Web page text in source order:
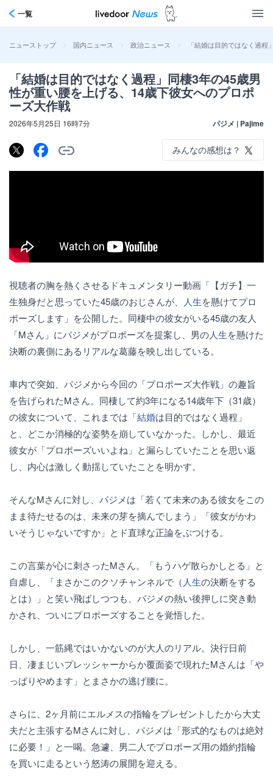
一覧
ニューストップ > 国内ニュース > 政治ニュース > 「結婚は目的ではなく過
「結婚は目的ではなく過程」同棲3年の45歳男
性が重い腰を上げる、14歳下彼女へのプロポ
ーズ大作戦
2026年5月25日 16時7分 パジメ | Pajime
みんなの感想は？
視聴者の胸を熱くさせるドキュメンタリー動画「【ガチ】一
生独身だと思っていた45歳のおじさんが、
人生を懸けてプロ
ポーズします」を公開した。同棲中の彼女がいる45歳の友人
「Mさん」にパジメがプロポーズを提案し、男の人生を懸けた
決断の裏側にあるリアルな葛藤を映し出している。
車内で突如、パジメから今回の「プロポーズ大作戦」の趣旨
を告げられたMさん。同棲して約3年になる14歳年下（31歳）
の彼女について、これまでは「結婚は目的ではなく過程」
と、どこか消極的な姿勢を崩していなかった。しかし、最近
彼女が「プロポーズいいよね」と漏らしていたことを思い返
し、内心は激しく動揺していたことを明かす。
そんなMさんに対し、パジメは「若くて未来のある彼女をこの
まま待たせるのは、未来の芽を摘んでしまう」「彼女がかわ
いそうじゃないですか」とド直球な正論をぶつける。
この言葉が心に刺さったMさん。「もうハゲ散らかしとる」と
自虐し、「まさかこのクソチャンネルで（ 人生の決断をする
とは）」と笑い飛ばしつつも、パジメの熱い後押しに突き動
かされ、ついにプロポーズすることを覚悟した。
しかし、一筋縄ではいかないのが大人のリアル。決行日前
日、凄まじいプレッシャーからか覆面姿で現れたMさんは「や
っぱりやめます」とまさかの逃げ腰に。
さらに、2ヶ月前にエルメスの指輪をプレゼントしたから大丈
夫だと主張するMさんに対し、パジメは「形式的なものは絶対
に必要！」と一喝。急遽、男二人でプロポーズ用の婚約指輪
を買いに走るという怒涛の展開を迎える。